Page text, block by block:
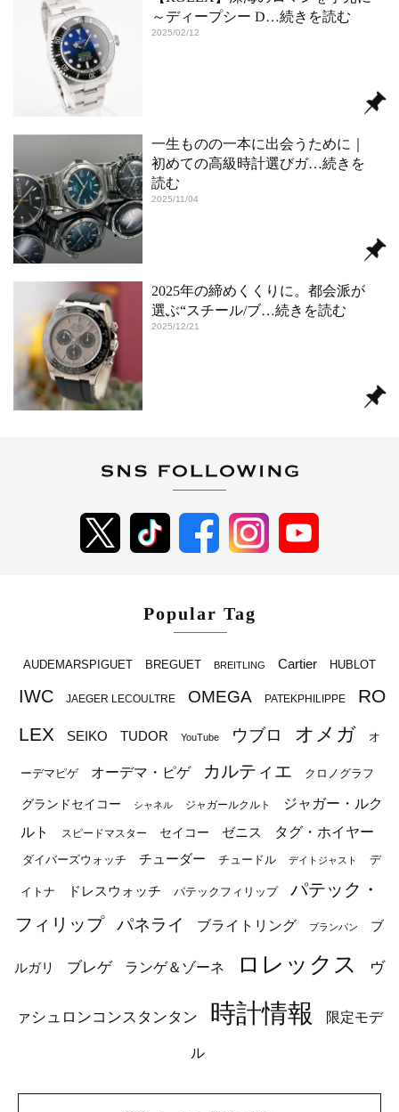
～ディープシー D…続きを読む
2025/02/12
一生ものの一本に出会うために｜
初めての高級時計選びガ…続きを
読む
2025/11/04
2025年の締めくくりに。都会派が
選ぶ“スチール/ブ…続きを読む
2025/12/21
Popular Tag
AUDEMARSPIGUET BREGUET BREITLING Cartier HUBLOT
IWC JAEGER LECOULTRE OMEGA PATEKPHILIPPE
RO
LEX
SEIKO TUDOR YouTube ウブロ オメガ オ
ーデマピゲ オーデマ・ピゲ カルティエ クロノグラフ
グランドセイコー シャネル ジャガールクルト
ジャガー・ルク
ルト
スピードマスター セイコー ゼニス タグ・ホイヤー
ダイバーズウォッチ チューダー チュードル デイトジャスト デ
イトナ ドレスウォッチ パテックフィリップ
パテック・
フィリップ
パネライ ブライトリング ブランパン ブ
ルガリ ブレゲ ランゲ＆ゾーネ ロレックス ヴ
ァシュロンコンスタンタン 時計情報 限定モデ
ル